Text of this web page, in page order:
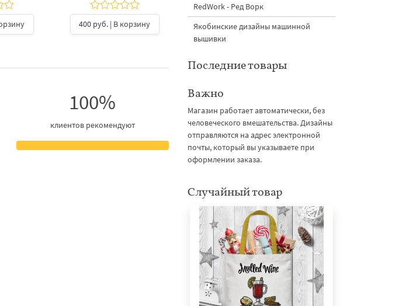
400 руб. | В корзину 500 руб.| В корзину
100%
клиентов рекомендуют
RedWork - Ред Ворк
Якобинские дизайны машинной
вышивки
Последние товары
Важно
Магазин работает автоматически, без
человеческого вмешательства. Дизайны
отправляются на адрес электронной
почты, который вы указываете при
оформлении заказа.
Случайный товар